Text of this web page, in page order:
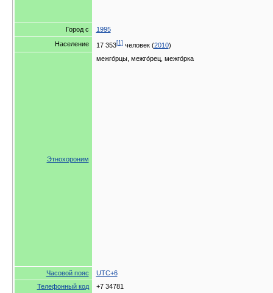
Город с
1995
Население
17 353[1]человек (2010)
Этнохороним
межго́рцы, межго́рец, межго́рка
Часовой пояс
UTC+6
Телефонный код
+7 34781